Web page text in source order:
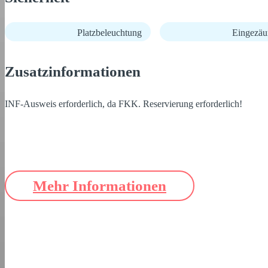
Platzbeleuchtung
Zusatzinformationen
INF-Ausweis erforderlich, da FKK. Reservierung erforderlich!
Mehr Informationen